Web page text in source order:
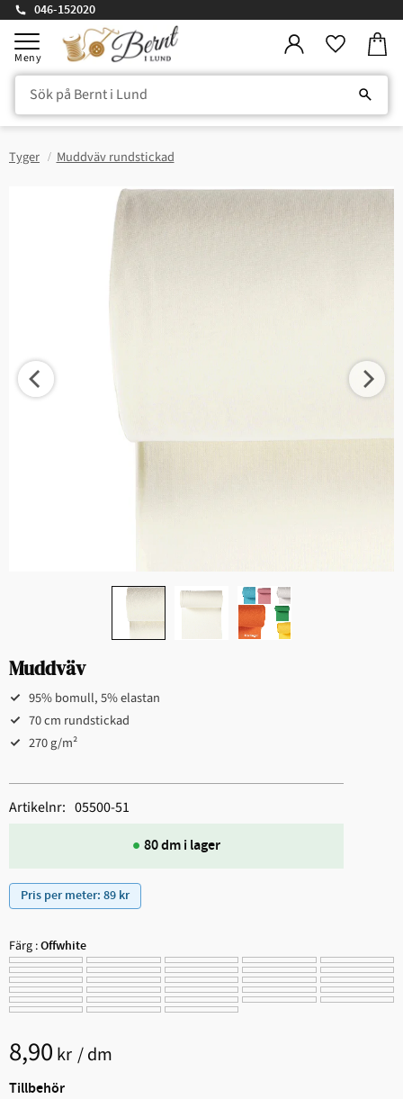
Meny
046-152020
Tyger Muddväv rundstickad
Muddväv
95% bomull, 5% elastan
70 cm rundstickad
270 g/m²
Pris per meter: 89 kr
Färg :Offwhite
8,90 kr /dm
Tillbehör
80 dm i lager
Artikelnr 05500-51